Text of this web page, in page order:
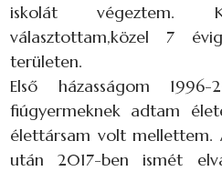
iskolát végeztem.
választottam,közel 7
területen.
Első házasságom
fiúgyermeknek adtam
élettársam volt mellettem.
után 2017-ben ismét